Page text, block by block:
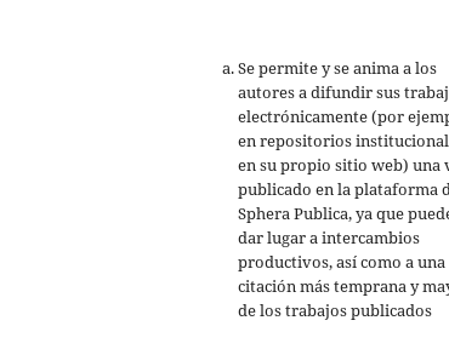
Se permite y se anima a los
autores a difundir sus
electrónicamente (por
en repositorios
en su propio sitio web) una
publicado en la plataforma
Sphera Publica, ya que
dar lugar a intercambios
productivos, así como a una
citación más temprana y
de los trabajos publicados